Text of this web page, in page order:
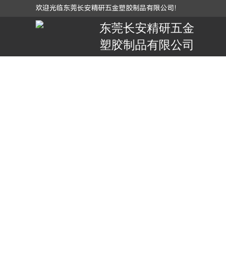
欢迎光临东莞长安精研五金塑胶制品有限公司！
东莞长安精研五金
塑胶制品有限公司